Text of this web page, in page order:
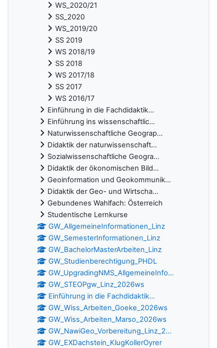
WS_2020/21
SS_2020
WS_2019/20
SS 2019
WS 2018/19
SS 2018
WS 2017/18
SS 2017
WS 2016/17
Einführung in die Fachdidaktik...
Einführung ins wissenschaftlic...
Naturwissenschaftliche Geograp...
Didaktik der naturwissenschaft...
Sozialwissenschaftliche Geogra...
Didaktik der ökonomischen Bild...
Geoinformation und Geokommunik...
Didaktik der Geo- und Wirtscha...
Gebundenes Wahlfach: Österreich
Studentische Lernkurse
GW_AllgemeineInformationen_Linz
GW_SemesterInformationen_Linz
GW_BachelorMasterArbeiten_Linz
GW_Studienberechtigung_PHDL
GW_UpgradingNMS_AllgemeineInfo...
GW_STEOPgw_Linz_2026ws
Einführung in die Fachdidaktik...
GW_Wiss_Arbeiten_Goeke_2026ws
GW_Wiss_Arbeiten_Marso_2026ws
GW_NawiGeo_Vorbereitung_Linz_2...
GW_EXDachstein_KlugKollerOyrer